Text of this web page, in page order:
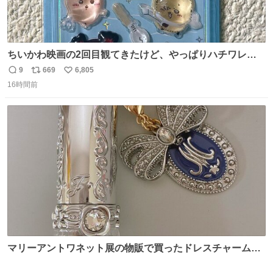
ちいかわ映画の2回目観てきたけど、やっぱりハチワレの
「ハモりすごいよッ…」に対するちいかわの「エ゛ッ!?(い
まそんな場合じゃねぇだろお前よぉ)」が面白すぎる。
返
信
9
リ
ポ
669
い
数
6,805
16時間前
マリーアントワネット展の物販で買ったドレスチャームを